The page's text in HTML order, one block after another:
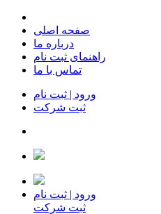
صفحه اصلی
درباره ما
راهنمای ثبت نام
تماس با ما
ورود | ثبت نام
ثبت شرکت
ورود | ثبت نام
ثبت شرکت